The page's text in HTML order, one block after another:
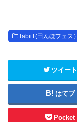
開
き
ま
新
し
い
ン
ド
ウ
で
開
き
ま
す
)
TabiiT(田んぼフェス）
ツイート
はてブ
Pocket